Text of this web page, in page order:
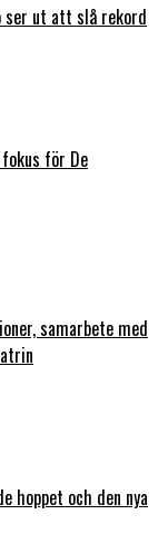
ser ut att slå rekord
för De
samarbete med
hoppet och den nya